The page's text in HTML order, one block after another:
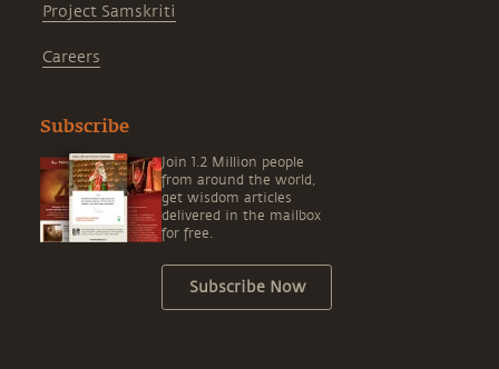
Project Samskriti
Careers
Subscribe
Join 1.2 Million people
from around the world,
get wisdom articles
delivered in the mailbox
for free.
Subscribe Now